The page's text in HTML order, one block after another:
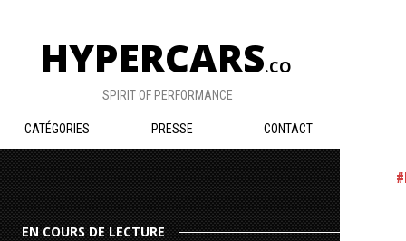
HYPERCARS.CO
SPIRIT OF PERFORMANCE
CATÉGORIES PRESSE CONTACT
EN COURS DE LECTURE